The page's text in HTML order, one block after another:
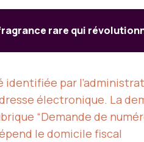
rare qui
identifiée par
électronique. La
“Demande de
le domicile fiscal